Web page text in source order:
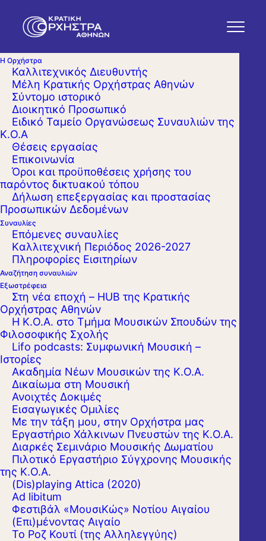
Η Ορχήστρα
Καλλιτεχνικός Διευθυντής
Μέλη Κρατικής Ορχήστρας Αθηνών
Σύντομο ιστορικό
Διοικητικό Προσωπικό
Ειδικό Ταμείο Οργανώσεως Συναυλιών της
Κ.Ο.Α
Θέσεις εργασίας
Επικοινωνία
Όροι και προϋποθέσεις χρήσης του
παρόντος δικτυακού τόπου
Δήλωση επεξεργασίας και προστασίας
Προσωπικών Δεδομένων
Συναυλίες
Επόμενες συναυλίες
Kαλλιτεχνική Περιόδος 2026-2027
Πληροφορίες Εισιτηρίων
Αναζήτηση συναυλιών
Εξωστρέφεια
Στη νέα εποχή – HUB της Κρατικής
Ορχήστρας Αθηνών
Η Κ.Ο.Α. στο Τμήμα Μουσικών Σπουδών της
Φιλοσοφικής Σχολής
Lifo podcasts: Συμφωνική Μουσική –
Ιστορίες
Ακαδημία Νέων Μουσικών της Κ.Ο.Α.
Δικαίωμα στη Μουσική
Ανοιχτές Δοκιμές
Εισαγωγικές Ομιλίες
Με την τάξη μου, στην Ορχήστρα μας
Εργαστήριo Χάλκινων Πνευστών της Κ.Ο.Α.
Διαρκές Σεμινάριο Μουσικής Δωματίου
Πιλοτικό Εργαστήριο Σύγχρονης Μουσικής
της Κ.Ο.Α.
(Dis)playing Attica (2020)
Ad libitum
Φεστιβάλ «ΜουσιΚώς» Νοτίου Αιγαίου
(Επι)μένοντας Αιγαίο
Το Ροζ Κουτί (της Αλληλεγγύης)